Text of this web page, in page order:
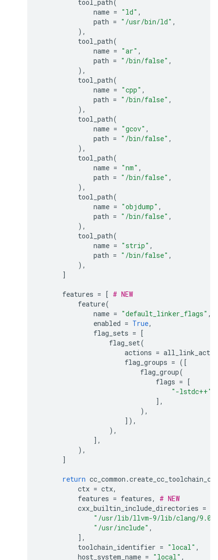
tool_path(
name = "ld" ,
path = "/usr/bin/ld" ,
),
tool_path(
name = "ar" ,
path = "/bin/false" ,
),
tool_path(
name = "cpp" ,
path = "/bin/false" ,
),
tool_path(
name = "gcov" ,
path = "/bin/false" ,
),
tool_path(
name = "nm" ,
path = "/bin/false" ,
),
tool_path(
name = "objdump" ,
path = "/bin/false" ,
),
tool_path(
name = "strip" ,
path = "/bin/false" ,
),
]
features = [ # NEW
feature(
name = "default_linker_flags" ,
enabled = True,
flag_sets = [
flag_set(
actions =
flag_groups = ([
flag_group(
flags = [
"-lstdc++"
],
),
]),
),
],
),
]
return cc_common .
ctx = ctx,
features = features,
# NEW
cxx_builtin_include_directories =
"/usr/lib/llvm-9/lib/clang/
"/usr/include" ,
],
toolchain_identifier = "local" ,
host_system_name = "local" ,